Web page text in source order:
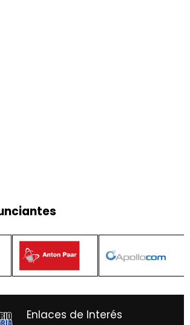
Enlaces de Interés